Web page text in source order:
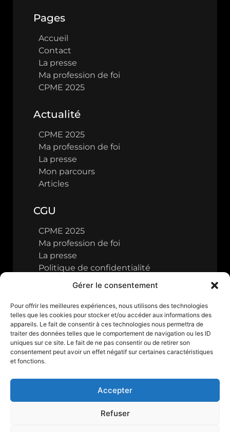
Gérer le consentement
Pour offrir les meilleures expériences, nous utilisons des technologies
telles que les cookies pour stocker et/ou accéder aux informations des
appareils. Le fait de consentir à ces technologies nous permettra de
traiter des données telles que le comportement de navigation ou les ID
uniques sur ce site. Le fait de ne pas consentir ou de retirer son
consentement peut avoir un effet négatif sur certaines caractéristiques
et fonctions.
Accepter
Refuser
Pages
Accueil
Contact
La presse
Ma profession de foi
CPME 2025
Actualité
CPME 2025
Ma profession de foi
La presse
Mon parcours
Articles
CGU
CPME 2025
Ma profession de foi
La presse
Politique de confidentialité